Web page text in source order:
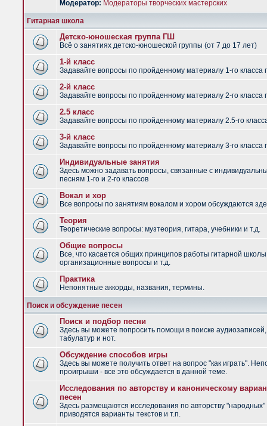
Модератор: Модераторы творческих мастерских
Гитарная школа
Детско-юношеская группа ГШ
Всё о занятиях детско-юношеской группы (от 7 до 17 лет)
1-й класс
Задавайте вопросы по пройденному материалу 1-го класса
2-й класс
Задавайте вопросы по пройденному материалу 2-го класса
2.5 класс
Задавайте вопросы по пройденному материалу 2.5-го
3-й класс
Задавайте вопросы по пройденному материалу 3-го класса
Индивидуальные занятия
Здесь можно задавать вопросы, связанные с
песням 1-го и 2-го классов
Вокал и хор
Все вопросы по занятиям вокалом и хором обсуждаются
Теория
Теоретические вопросы: музтеория, гитара, учебники и т.д.
Общие вопросы
Все, что касается общих принципов работы гитарной
организационные вопросы и т.д.
Практика
Непонятные аккорды, названия, термины.
Поиск и обсуждение песен
Поиск и подбор песни
Здесь вы можете попросить помощи в поиске аудиозаписей,
табулатур и нот.
Обсуждение способов игры
Здесь вы можете получить ответ на вопрос "как играть".
проигрыши - все это обсуждается в данной теме.
Исследования по авторству и каноническому
песен
Здесь размещаются исследования по авторству "народных"
приводятся варианты текстов и т.п.